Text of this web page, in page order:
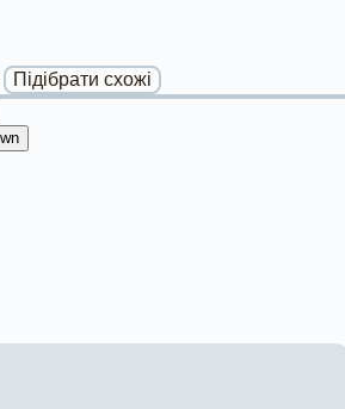
Підібрати схожі